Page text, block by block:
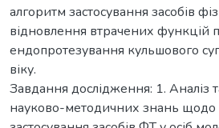
алгоритм застосування засобів
відновлення втрачених функцій
ендопротезування кульшового
віку.
Завдання дослідження: 1. Аналіз
науково-методичних знань щодо